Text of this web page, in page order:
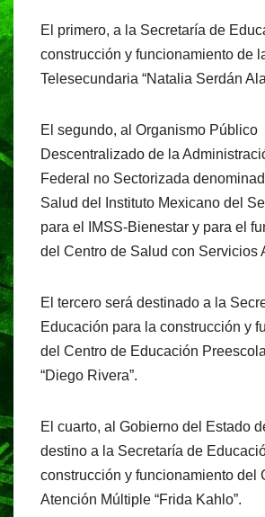
El primero, a la Secretaría de
construcción y funcionamiento de
Telesecundaria “Natalia Serdán
El segundo, al Organismo Público
Descentralizado de la
Federal no Sectorizada
Salud del Instituto Mexicano del
para el IMSS-Bienestar y para el
del Centro de Salud con Servicios
El tercero será destinado a la
Educación para la construcción y
del Centro de Educación
“Diego Rivera”.
El cuarto, al Gobierno del Estado
destino a la Secretaría de
construcción y funcionamiento del
Atención Múltiple “Frida Kahlo”.